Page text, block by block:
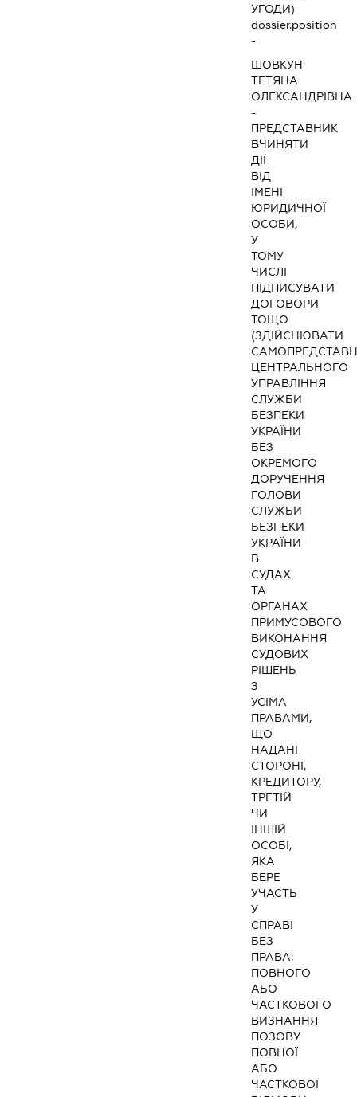
УГОДИ)
dossier.position
-
ШОВКУН
ТЕТЯНА
ОЛЕКСАНДРІВНА
-
ПРЕДСТАВНИК
ВЧИНЯТИ
ДІЇ
ВІД
ІМЕНІ
ЮРИДИЧНОЇ
ОСОБИ,
У
ТОМУ
ЧИСЛІ
ПІДПИСУВАТИ
ДОГОВОРИ
ТОЩО
(ЗДІЙСНЮВАТИ
ЦЕНТРАЛЬНОГО
УПРАВЛІННЯ
СЛУЖБИ
БЕЗПЕКИ
УКРАЇНИ
БЕЗ
ОКРЕМОГО
ДОРУЧЕННЯ
ГОЛОВИ
СЛУЖБИ
БЕЗПЕКИ
УКРАЇНИ
В
СУДАХ
ТА
ОРГАНАХ
ПРИМУСОВОГО
ВИКОНАННЯ
СУДОВИХ
РІШЕНЬ
З
УСІМА
ПРАВАМИ,
ЩО
НАДАНІ
СТОРОНІ,
КРЕДИТОРУ,
ТРЕТІЙ
ЧИ
ІНШІЙ
ОСОБІ,
ЯКА
БЕРЕ
УЧАСТЬ
У
СПРАВІ
БЕЗ
ПРАВА:
ПОВНОГО
АБО
ЧАСТКОВОГО
ВИЗНАННЯ
ПОЗОВУ
ПОВНОЇ
АБО
ЧАСТКОВОЇ